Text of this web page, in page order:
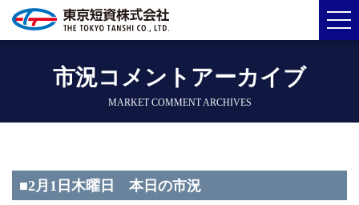
市況コメントアーカイブ
MARKET COMMENT ARCHIVES
■2月1日木曜日 本日の市況